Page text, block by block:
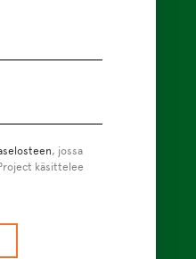
, jossa
käsittelee